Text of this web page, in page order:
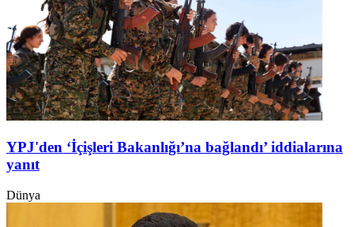
YPJ'den ‘İçişleri Bakanlığı’na bağlandı’ iddialarına
yanıt
Dünya